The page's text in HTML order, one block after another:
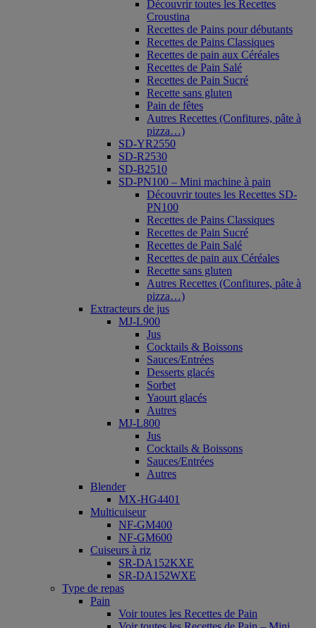
Découvrir toutes les Recettes
Croustina
Recettes de Pains pour débutants
Recettes de Pains Classiques
Recettes de pain aux Céréales
Recettes de Pain Salé
Recettes de Pain Sucré
Recette sans gluten
Pain de fêtes
Autres Recettes (Confitures, pâte à
pizza…)
SD-YR2550
SD-R2530
SD-B2510
SD-PN100 – Mini machine à pain
Découvrir toutes les Recettes SD-
PN100
Recettes de Pains Classiques
Recettes de Pain Sucré
Recettes de Pain Salé
Recettes de pain aux Céréales
Recette sans gluten
Autres Recettes (Confitures, pâte à
pizza…)
Extracteurs de jus
MJ-L900
Jus
Cocktails & Boissons
Sauces/Entrées
Desserts glacés
Sorbet
Yaourt glacés
Autres
MJ-L800
Jus
Cocktails & Boissons
Sauces/Entrées
Autres
Blender
MX-HG4401
Multicuiseur
NF-GM400
NF-GM600
Cuiseurs à riz
SR-DA152KXE
SR-DA152WXE
Type de repas
Pain
Voir toutes les Recettes de Pain